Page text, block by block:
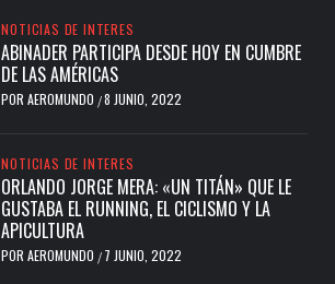
NOTICIAS DE INTERES
ABINADER PARTICIPA DESDE HOY EN CUMBRE
DE LAS AMÉRICAS
POR AEROMUNDO /8 JUNIO, 2022
NOTICIAS DE INTERES
ORLANDO JORGE MERA: «UN TITÁN» QUE LE
GUSTABA EL RUNNING, EL CICLISMO Y LA
APICULTURA
POR AEROMUNDO / 7 JUNIO, 2022